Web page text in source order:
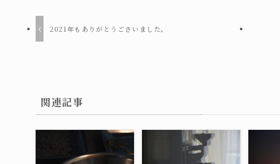
2021年もありがとうごさいました。
関連記事